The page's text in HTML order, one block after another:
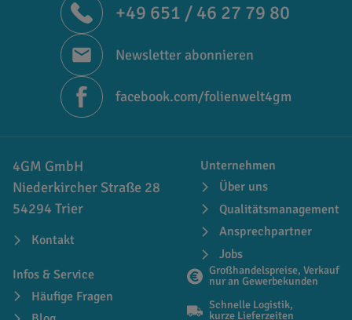
+49 651 / 46 27 79 80
Newsletter abonnieren
facebook.com/folienwelt4gm
4GM GmbH
Niederkircher Straße 28
54294 Trier
Kontakt
Unternehmen
Über uns
Qualitätsmanagement
Ansprechpartner
Jobs
Infos & Service
Häufige Fragen
Großhandelspreise, Verkauf
nur an Gewerbekunden
Schnelle Logistik,
kurze Lieferzeiten